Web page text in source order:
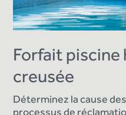
Forfait piscine
creusée
Déterminez la cause
processus de